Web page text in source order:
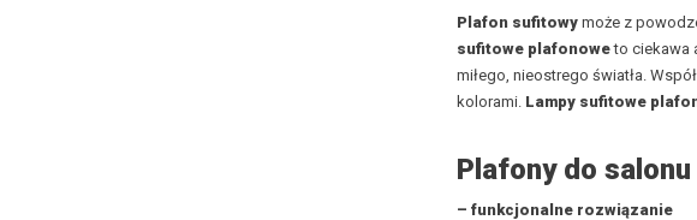
Plafon sufitowymoże z
sufitowe plafonoweto ciekawa
miłego, nieostrego światła.
kolorami. Lampy sufitowe
Plafony do salonu
– funkcjonalne rozwiązanie